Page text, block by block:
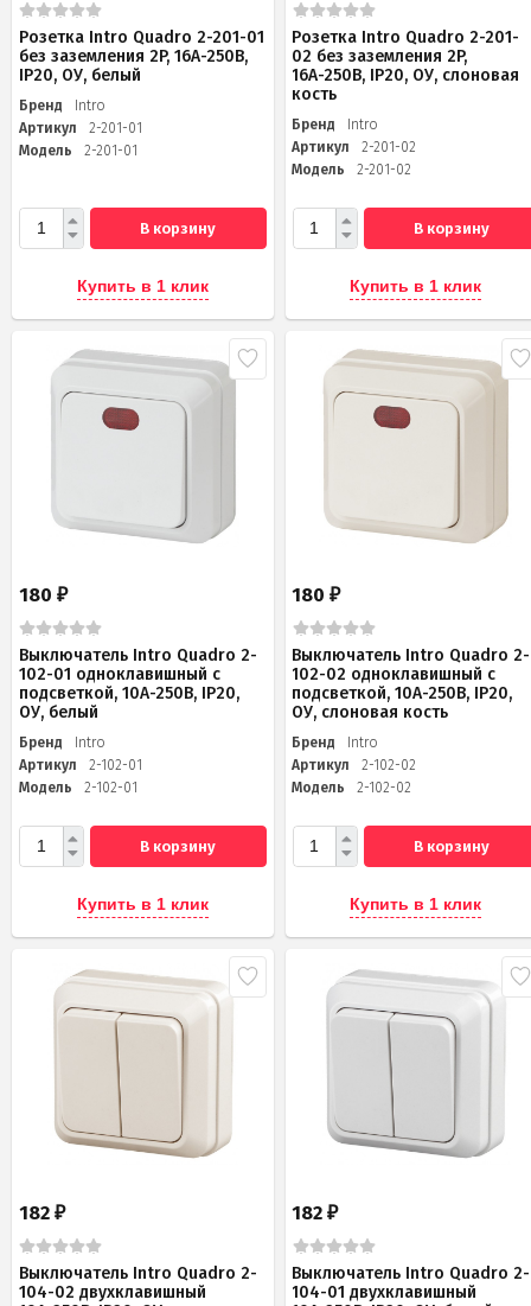
Розетка Intro Quadro 2-201-01
без заземления 2P, 16А-250В,
IP20, ОУ, белый
Бренд
Intro
Артикул
2-201-01
Модель
2-201-01
В корзину
Купить в 1 клик
Розетка Intro Quadro 2-201-
02 без заземления 2P,
16А-250В, IP20, ОУ, слоновая
кость
Бренд
Intro
Артикул
2-201-02
Модель
2-201-02
В корзину
Купить в 1 клик
180 ₽
Выключатель Intro Quadro 2-
102-01 одноклавишный с
подсветкой, 10А-250В, IP20,
ОУ, белый
Бренд
Intro
Артикул
2-102-01
Модель
2-102-01
В корзину
Купить в 1 клик
180₽
Выключатель Intro Quadro 2-
102-02 одноклавишный с
подсветкой, 10А-250В, IP20,
ОУ, слоновая кость
Бренд
Intro
Артикул
2-102-02
Модель
2-102-02
В корзину
Купить в 1 клик
182 ₽
Выключатель Intro Quadro 2-
104-02 двухклавишный
182₽
Выключатель Intro Quadro 2-
104-01 двухклавишный